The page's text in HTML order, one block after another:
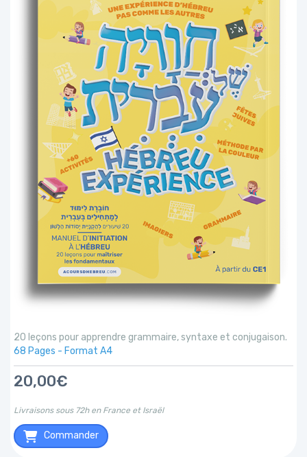
20 leçons pour apprendre grammaire, syntaxe et conjugaison.
68 Pages - Format A4
20,00€
Livraisons sous 72h en France et Israël
Commander